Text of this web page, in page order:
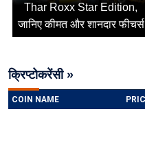
Thar Roxx Star Edition,
जानिए कीमत और शानदार फीचर्स
क्रिप्टोकरेंसी »